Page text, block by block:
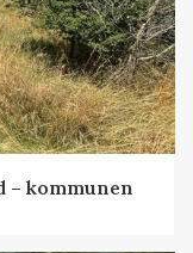
kommunen